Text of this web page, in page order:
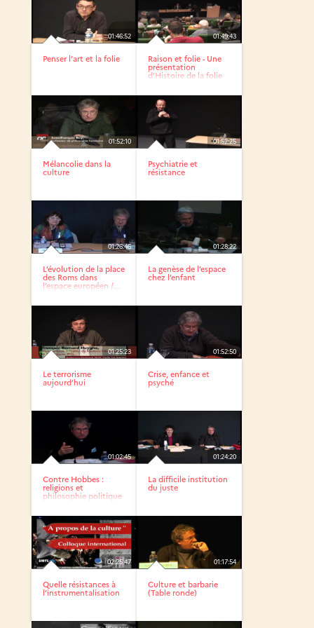
01:46:52
Penser l’art et la folie
01:49:43
Raison et folie - Une
présentation
d’Histoire de la folie
01:52:10
Mélancolie dans la
culture
01:52:25
Psychiatrie et
résistance
01:26:46
L’évolution de la place
des Roms dans
l’espace européen /...
01:28:22
La genèse de l’espace
chez l’enfant
01:25:23
Le terrorisme
aujourd’hui
01:52:50
Crise, enfance et
psyché
01:02:45
Contre Hobbes :
religions et
philosophie politique
01:24:20
La difficile institution
du juste
02:25:47
Quelle résistances à
l’instrumentalisation
01:17:54
Culture et barbarie
(Table ronde)